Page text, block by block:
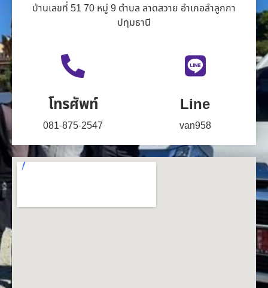
บ้านเลขที่ 51 70 หมู่ 9 ตำบล ลาดสวาย อำเภอลำลูกกา
ปทุมธานี
โทรศัพท์
081-875-2547
Line
van958